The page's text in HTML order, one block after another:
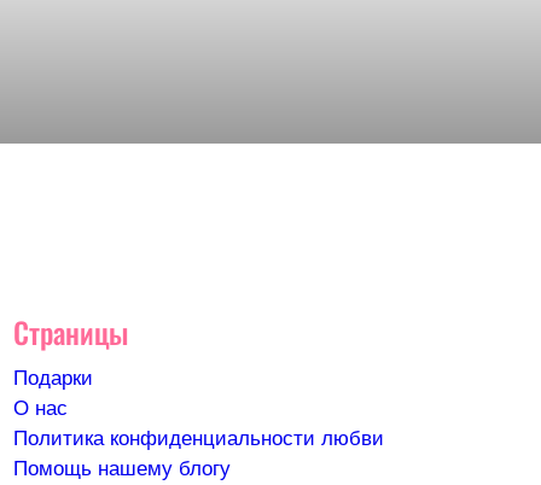
Страницы
Подарки
О нас
Политика конфиденциальности любви
Помощь нашему блогу